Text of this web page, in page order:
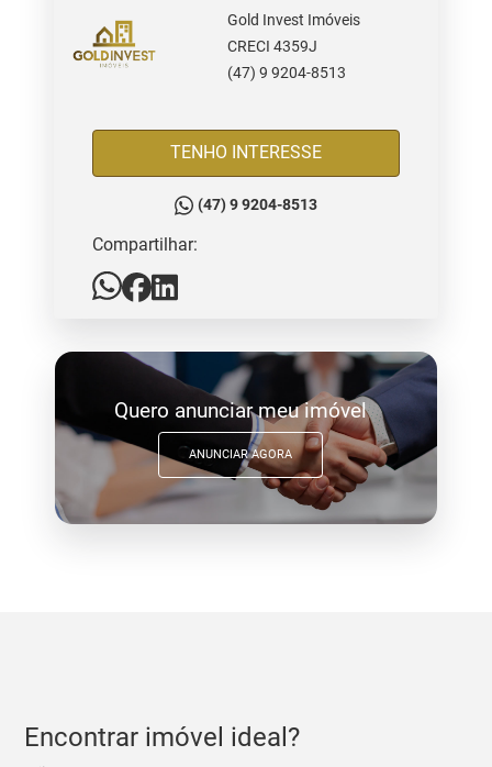
Gold Invest Imóveis
CRECI 4359J
(47) 9 9204-8513
TENHO INTERESSE
(47) 9 9204-8513
Compartilhar:
Quero anunciar meu imóvel
ANUNCIAR AGORA
Encontrar imóvel ideal?